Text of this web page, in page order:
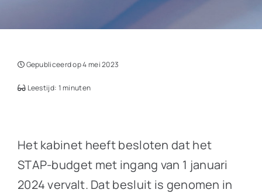
Gepubliceerd op 4 mei 2023
Leestijd: 1 minuten
Het kabinet heeft besloten dat het
STAP-budget met ingang van 1 januari
2024 vervalt. Dat besluit is genomen in